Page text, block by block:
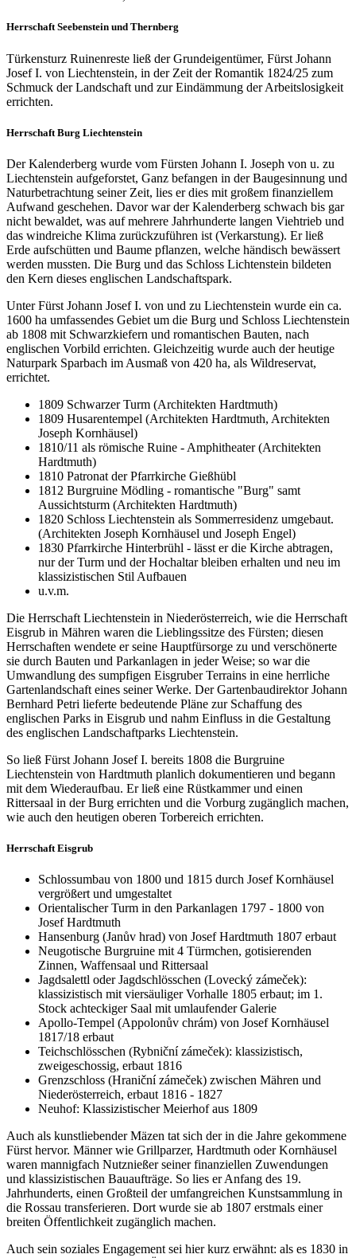
Herrschaft Seebenstein und Thernberg
Türkensturz Ruinenreste ließ der Grundeigentümer, Fürst Johann
Josef I. von Liechtenstein, in der Zeit der Romantik 1824/25 zum
Schmuck der Landschaft und zur Eindämmung der Arbeitslosigkeit
errichten.
Herrschaft Burg Liechtenstein
Der Kalenderberg wurde vom Fürsten Johann I. Joseph von u. zu
Liechtenstein aufgeforstet, Ganz befangen in der Baugesinnung und
Naturbetrachtung seiner Zeit, lies er dies mit großem finanziellem
Aufwand geschehen. Davor war der Kalenderberg schwach bis gar
nicht bewaldet, was auf mehrere Jahrhunderte langen Viehtrieb und
das windreiche Klima zurückzuführen ist (Verkarstung). Er ließ
Erde aufschütten und Baume pflanzen, welche händisch bewässert
werden mussten. Die Burg und das Schloss Lichtenstein bildeten
den Kern dieses englischen Landschaftspark.
Unter Fürst Johann Josef I. von und zu Liechtenstein wurde ein ca.
1600 ha umfassendes Gebiet um die Burg und Schloss Liechtenstein
ab 1808 mit Schwarzkiefern und romantischen Bauten, nach
englischen Vorbild errichten. Gleichzeitig wurde auch der heutige
Naturpark Sparbach im Ausmaß von 420 ha, als Wildreservat,
errichtet.
1809 Schwarzer Turm (Architekten Hardtmuth)
1809 Husarentempel (Architekten Hardtmuth, Architekten
Joseph Kornhäusel)
1810/11 als römische Ruine - Amphitheater (Architekten
Hardtmuth)
1810 Patronat der Pfarrkirche Gießhübl
1812 Burgruine Mödling - romantische "Burg" samt
Aussichtsturm (Architekten Hardtmuth)
1820 Schloss Liechtenstein als Sommerresidenz umgebaut.
(Architekten Joseph Kornhäusel und Joseph Engel)
1830 Pfarrkirche Hinterbrühl - lässt er die Kirche abtragen,
nur der Turm und der Hochaltar bleiben erhalten und neu im
klassizistischen Stil Aufbauen
u.v.m.
Die Herrschaft Liechtenstein in Niederösterreich, wie die Herrschaft
Eisgrub in Mähren waren die Lieblingssitze des Fürsten; diesen
Herrschaften wendete er seine Hauptfürsorge zu und verschönerte
sie durch Bauten und Parkanlagen in jeder Weise; so war die
Umwandlung des sumpfigen Eisgruber Terrains in eine herrliche
Gartenlandschaft eines seiner Werke. Der Gartenbaudirektor Johann
Bernhard Petri lieferte bedeutende Pläne zur Schaffung des
englischen Parks in Eisgrub und nahm Einfluss in die Gestaltung
des englischen Landschaftparks Liechtenstein.
So ließ Fürst Johann Josef I. bereits 1808 die Burgruine
Liechtenstein von Hardtmuth planlich dokumentieren und begann
mit dem Wiederaufbau. Er ließ eine Rüstkammer und einen
Rittersaal in der Burg errichten und die Vorburg zugänglich machen,
wie auch den heutigen oberen Torbereich errichten.
Herrschaft Eisgrub
Schlossumbau von 1800 und 1815 durch Josef Kornhäusel
vergrößert und umgestaltet
Orientalischer Turm in den Parkanlagen 1797 - 1800 von
Josef Hardtmuth
Hansenburg (Janův hrad) von Josef Hardtmuth 1807 erbaut
Neugotische Burgruine mit 4 Türmchen, gotisierenden
Zinnen, Waffensaal und Rittersaal
Jagdsalettl oder Jagdschlösschen (Lovecký zámeček):
klassizistisch mit viersäuliger Vorhalle 1805 erbaut; im 1.
Stock achteckiger Saal mit umlaufender Galerie
Apollo-Tempel (Appolonův chrám) von Josef Kornhäusel
1817/18 erbaut
Teichschlösschen (Rybniční zámeček): klassizistisch,
zweigeschossig, erbaut 1816
Grenzschloss (Hraniční zámeček) zwischen Mähren und
Niederösterreich, erbaut 1816 - 1827
Neuhof: Klassizistischer Meierhof aus 1809
Auch als kunstliebender Mäzen tat sich der in die Jahre gekommene
Fürst hervor. Männer wie Grillparzer, Hardtmuth oder Kornhäusel
waren mannigfach Nutznießer seiner finanziellen Zuwendungen
und klassizistischen Bauaufträge. So lies er Anfang des 19.
Jahrhunderts, einen Großteil der umfangreichen Kunstsammlung in
die Rossau transferieren. Dort wurde sie ab 1807 erstmals einer
breiten Öffentlichkeit zugänglich machen.
Auch sein soziales Engagement sei hier kurz erwähnt: als es 1830 in